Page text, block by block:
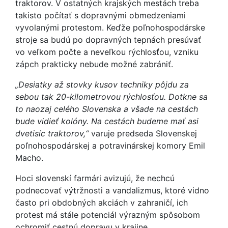
traktorov. V ostatných krajských mestách treba
takisto počítať s dopravnými obmedzeniami
vyvolanými protestom. Keďže poľnohospodárske
stroje sa budú po dopravných tepnách presúvať
vo veľkom počte a neveľkou rýchlosťou, vzniku
zápch prakticky nebude možné zabrániť.
„Desiatky až stovky kusov techniky pôjdu za
sebou tak 20-kilometrovou rýchlosťou. Dotkne sa
to naozaj celého Slovenska a všade na cestách
bude vidieť kolóny. Na cestách budeme mať asi
dvetisíc traktorov,“ varuje predseda Slovenskej
poľnohospodárskej a potravinárskej komory Emil
Macho.
Hoci slovenskí farmári avizujú, že nechcú
podnecovať výtržnosti a vandalizmus, ktoré vidno
často pri obdobných akciách v zahraničí, ich
protest má stále potenciál výrazným spôsobom